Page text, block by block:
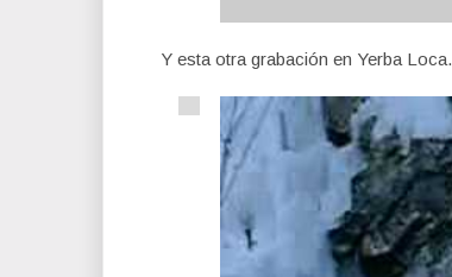
Y esta otra grabación en Yerba Loca.